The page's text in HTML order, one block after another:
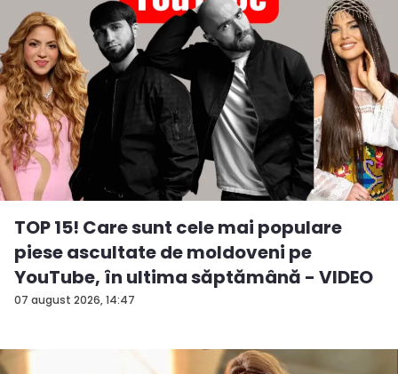
07 august 2026, 14:47
TOP 15! Care sunt cele mai populare
piese ascultate de moldoveni pe
YouTube, în ultima săptămână - VIDEO